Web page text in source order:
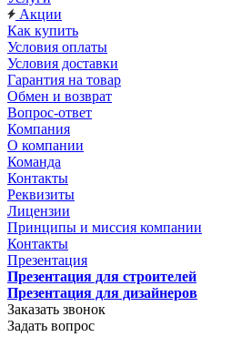
Акции
Как купить
Условия оплаты
Условия доставки
Гарантия на товар
Обмен и возврат
Вопрос-ответ
Компания
О компании
Команда
Контакты
Реквизиты
Лицензии
Принципы и миссия компании
Контакты
Презентация
Презентация для строителей
Презентация для дизайнеров
Заказать звонок
Задать вопрос